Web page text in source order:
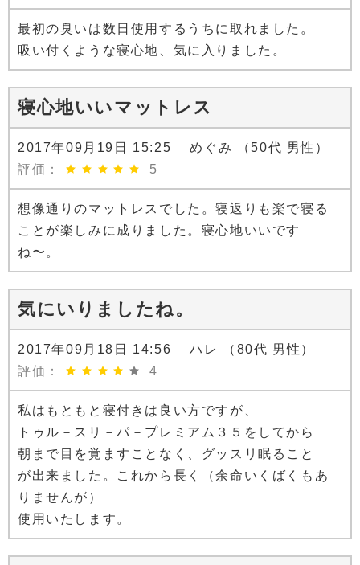
最初の臭いは数日使用するうちに取れました。
吸い付くような寝心地、気に入りました。
寝心地いいマットレス
2017年09月19日 15:25 めぐみ （50代 男性）
評価：
5
想像通りのマットレスでした。寝返りも楽で寝る
ことが楽しみに成りました。寝心地いいです
ね〜。
気にいりましたね。
2017年09月18日 14:56 ハレ （80代 男性）
評価：
4
私はもともと寝付きは良い方ですが、
トゥル－スリ－パ－プレミアム３５をしてから
朝まで目を覚ますことなく、グッスリ眠ること
が出来ました。これから長く（余命いくばくもあ
りませんが）
使用いたします。